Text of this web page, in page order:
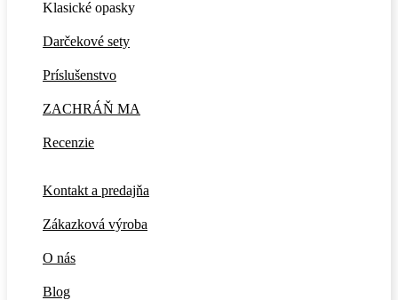
Klasické opasky
Darčekové sety
Príslušenstvo
ZACHRÁŇ MA
Recenzie
Kontakt a predajňa
Zákazková výroba
O nás
Blog